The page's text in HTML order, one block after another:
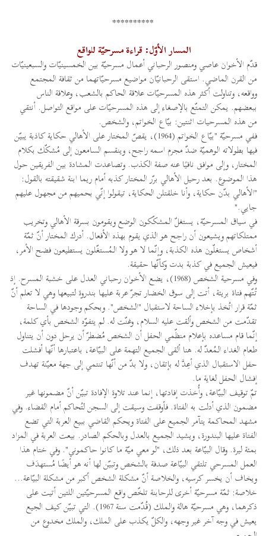
**********
المسار الأوّل: قراءة مسرحيّة للواقع
قدّم الأخوان عاصي ومنصور الرحباني أعمال مسرحيّة بين الخمسينيّات والسبعينيّات
من القرن الماضي. استقى الرحبانيّان مواضيع مسرحيّاتهما من ثقافة المجتمع
وواقعه، وتناولت أكثر هذه المسرحيّات علاقة الحاكم بالشعب، وعلاقة الناس
ببعضهم. يمكن التمتّع بالإصغاء إلى هذه المسرحيّات على مواقع التواصل. أنتقي
من هذه المسرحيات اثنتين: بيّاع الخواتم، والشخص.
ففي مسرحيّة "بيّاع الخواتم (1964)، يقصّ المختار على الأهالي حكاية كاذبة يبيّن
فيها بطولاته الوهميّة ضدّ مجرم اسمه راجح، وينقسم السامعون إلى مُشكّك بكلام
المختار، وإلى موافق نافيًا عنه صفة الكذب. وتصاعدت المشادة بين الفريقين حول
هذا الموضوع. بعد رحيل الأهالي برّر المختار كذبه أمام ريما ابنة شقيقته بالقول:
"الأهالي بدّن حكاية، وأنا خلقتلن الحكاية، تيقولوا إنّي بحميهم من مجهول عليهم
جايي."
في سياق المسرحيّة، يستغلّ المشكّكون الوضع ويقومون بسرقة الأهالي وتخريب
ممتلكاتهم ويشيعون أن راجح هو الذي يقوم بهذه الأفعال. أدرك المختار أنّ ثمّة
أشخاص يستغلّون هذه الكذبة، وإنّما لا هو ولا الـمُستغّلون يستطيعون فضح الأمر،
فيعيش الجميع في كذبة بدت وكأنّها حقيقة.
وفي مسرحية الشخص (1968)، يضع الأخوان رحباني العدل على خشبة المسرح. إذ
تُتّهم فتاة بريئة، أتت إلى سوق الخضار تجرّ عربة عليها بندروة لتبيعها وهي لا تعلم أنّ
ثمّة قرار اتُخذ بإخلاء الساحة لاستقبال "الشخص". وبحكم وجودها في الساحة
تقدّمت من الشخص وألقت عليه السلام، وغنّت له. لم يتفوّه الشخص بأي كلمة،
إنّما قام مساعده بإعلام منظّمي الحفل أن الشخص مُضطرّ أن يرحل دون أن يتناول
طعام الغداء الـمُعدّ له. هنا ألقى الجميع التهمة على البيّاعة، باعتبارها أنّها أفشلت
حفل الاستقبال الذي أعِدَّ له بإتقان، ولا بدّ من أنّها تنتمي إلى جهة معيّنة تهدف
إفشال الحفل لغاية ما.
تمّ توقيف البيّاعة، وأُخذت إفادتها، إنما عند تلاوة الإفادة تبيّن أنّ مضمونها غير
مضمون الذي أدلت به الفتاة. فأوقفت وسيقت إلى السجن لتُحاكم أمام القضاء. وفي
مشهد المحاكمة يتآمر الجميع على الفتاة ويحكم القاضي ببيع العربة التي تضع
الفتاة عليها البندورة، ويشيد الجميع بالعدل وبالحكم الصادر. بيعت العربة في المزاد
بمئة ليرة. وقال البيّاعة بعد ذلك، "لو معي ميّة ما كانوا حاكموني". وفي ختام هذا
العمل المسرحي تلتقي البيّاعة صدفة بالشخص وتبيّن لها أنه هو أيضًا مُستهدَف
ويخاف أن يخسر كرسيه، والخلاصة أنّ مشكلة الشخص أكبر من مشكلة البيّاعة...
خلاصة: ثمّة مسرحيّة أخرى للرحابنة تلخّص واقع المسرحيّتين اللتين أتيت على
ذكرهما، وهي مسرحيّة هالة والملك (قُدّمت سنة 1967). التي تبيّن كيف الجيع
يعيش في وجه آخر غير وجهه، والكلّ يكذب على الملك، والملك مخدوع من